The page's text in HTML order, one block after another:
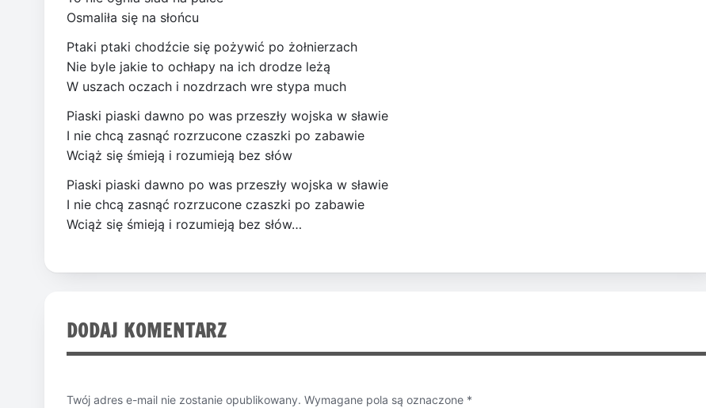
Osmaliła się na słońcu
Ptaki ptaki chodźcie się pożywić po żołnierzach
Nie byle jakie to ochłapy na ich drodze leżą
W uszach oczach i nozdrzach wre stypa much
Piaski piaski dawno po was przeszły wojska w sławie
I nie chcą zasnąć rozrzucone czaszki po zabawie
Wciąż się śmieją i rozumieją bez słów
Piaski piaski dawno po was przeszły wojska w sławie
I nie chcą zasnąć rozrzucone czaszki po zabawie
Wciąż się śmieją i rozumieją bez słów…
DODAJ KOMENTARZ
Twój adres e-mail nie zostanie opublikowany. Wymagane pola są oznaczone *